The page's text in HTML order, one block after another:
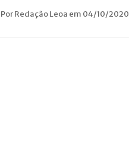
Por Redação Leoa em 04/10/2020